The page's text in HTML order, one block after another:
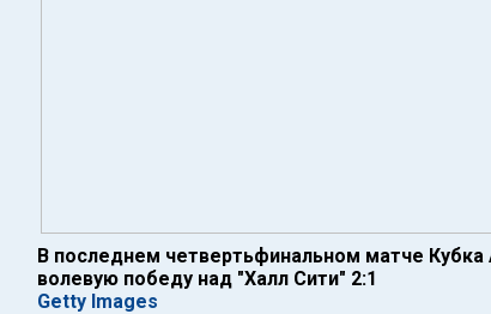
В последнем четвертьфинальном матче
волевую победу над "Халл Сити" 2:1
Getty Images